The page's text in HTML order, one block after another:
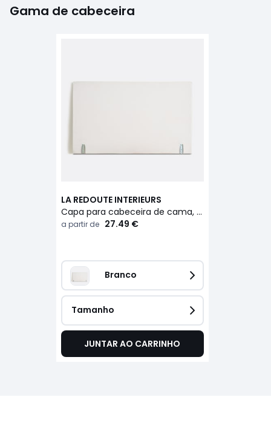
Gama de cabeceira
LA REDOUTE INTERIEURS
Capa para cabeceira de cama, formato direito, em algodão, Scenario
a partir de 27.49 €
Branco
Tamanho
JUNTAR AO CARRINHO